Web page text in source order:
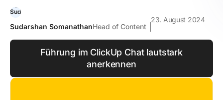
Sudarshan SomanathanHead of Content
23. August 2024
Führung im ClickUp Chat lautstark
anerkennen